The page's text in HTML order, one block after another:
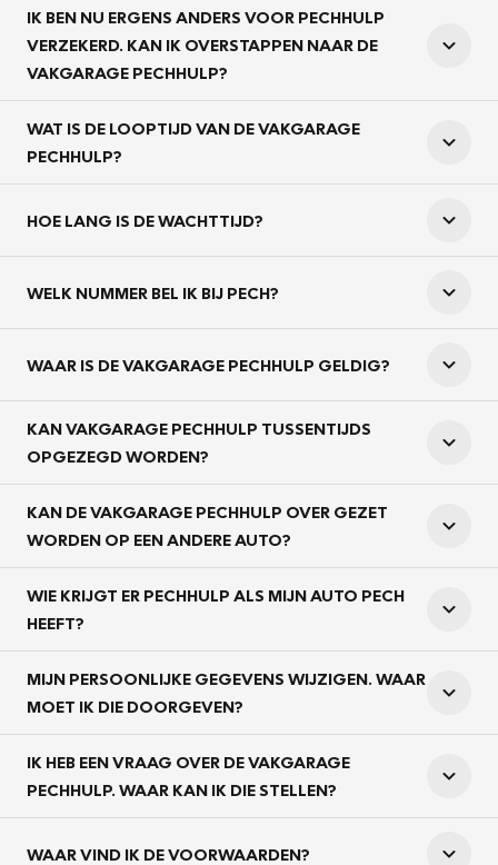
IK BEN NU ERGENS ANDERS VOOR PECHHULP
VERZEKERD. KAN IK OVERSTAPPEN NAAR DE
VAKGARAGE PECHHULP?
WAT IS DE LOOPTIJD VAN DE VAKGARAGE
PECHHULP?
HOE LANG IS DE WACHTTIJD?
WELK NUMMER BEL IK BIJ PECH?
WAAR IS DE VAKGARAGE PECHHULP GELDIG?
KAN VAKGARAGE PECHHULP TUSSENTIJDS
OPGEZEGD WORDEN?
KAN DE VAKGARAGE PECHHULP OVER GEZET
WORDEN OP EEN ANDERE AUTO?
WIE KRIJGT ER PECHHULP ALS MIJN AUTO PECH
HEEFT?
MIJN PERSOONLIJKE GEGEVENS WIJZIGEN. WAAR
MOET IK DIE DOORGEVEN?
IK HEB EEN VRAAG OVER DE VAKGARAGE
PECHHULP. WAAR KAN IK DIE STELLEN?
WAAR VIND IK DE VOORWAARDEN?